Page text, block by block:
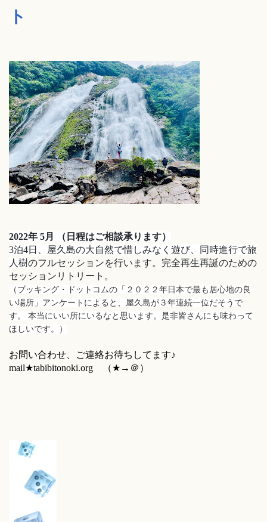
ト
2022年 5月 （日程はご相談承ります）
3泊4日、屋久島の大自然で惜しみなく遊び、同時進行で旅
人 樹のフルセッションを行います。 完全再生再誕のための
セッションリトリート。
（ブッキング・ドットコムの「２０２２年日本で最も居心地の良
い場所」アンケートによると、屋久島が３年連続一位だそうで
す。 本当にいい所にいるなと思います。是非皆さんにも味わって
ほしいです。）
お問い合わせ、ご連絡お待ちしてます♪
mail★tabibitonoki.org （★→＠）